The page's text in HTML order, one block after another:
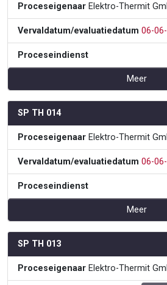
Proceseigenaar Elektro-Thermit
Vervaldatum/evaluatiedatum 06-
Proceseindienst
Meer
SP TH 014
Proceseigenaar Elektro-Thermit
Vervaldatum/evaluatiedatum 06-
Proceseindienst
Meer
SP TH 013
Proceseigenaar Elektro-Thermit